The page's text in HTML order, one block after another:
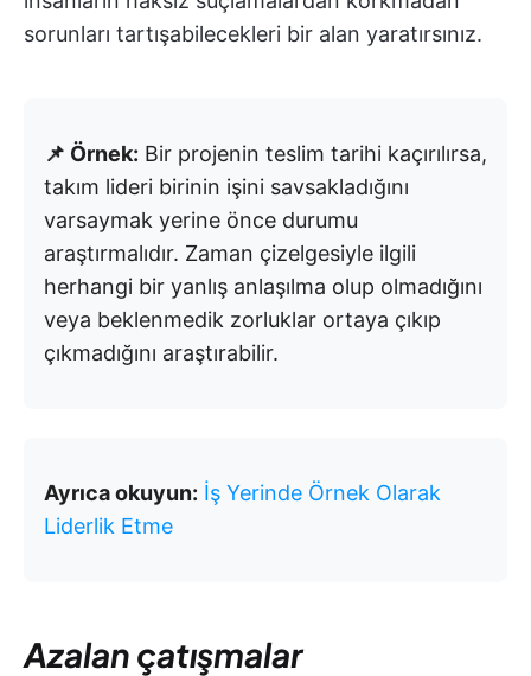
sorunları tartışabilecekleri bir alan yaratırsınız.
📌 Örnek: Bir projenin teslim tarihi kaçırılırsa,
takım lideri birinin işini savsakladığını
varsaymak yerine önce durumu
araştırmalıdır. Zaman çizelgesiyle ilgili
herhangi bir yanlış anlaşılma olup olmadığını
veya beklenmedik zorluklar ortaya çıkıp
çıkmadığını araştırabilir.
Ayrıca okuyun: İş Yerinde Örnek Olarak
Liderlik Etme
Azalan çatışmalar